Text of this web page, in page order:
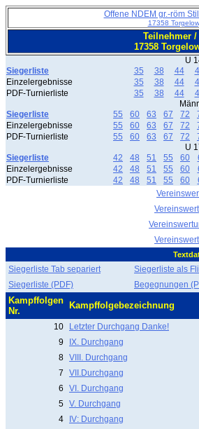
Offene NDEM gr.-röm
17358
Teilnehmer
17358
U
Siegerliste
35 38 44
Einzelergebnisse
35 38 44
PDF-Turnierliste
35 38 44
Siegerliste
55 60 63 67 72
Einzelergebnisse
55 60 63 67 72
PDF-Turnierliste
55 60 63 67 72
U
Siegerliste
42 48 51 55 60
Einzelergebnisse
42 48 51 55 60
PDF-Turnierliste
42 48 51 55 60
Siegerliste Tab separiert Siegerliste als
Siegerliste (PDF)
Begegnungen
Kampffolgen
Nr.
Kampffolgebezeichnung
10 Letzter Durchgang Danke!
9
IX. Durchgang
8 VIII. Durchgang
7
VII.Durchgang
6
VI. Durchgang
5 V. Durchgang
4
IV: Durchgang